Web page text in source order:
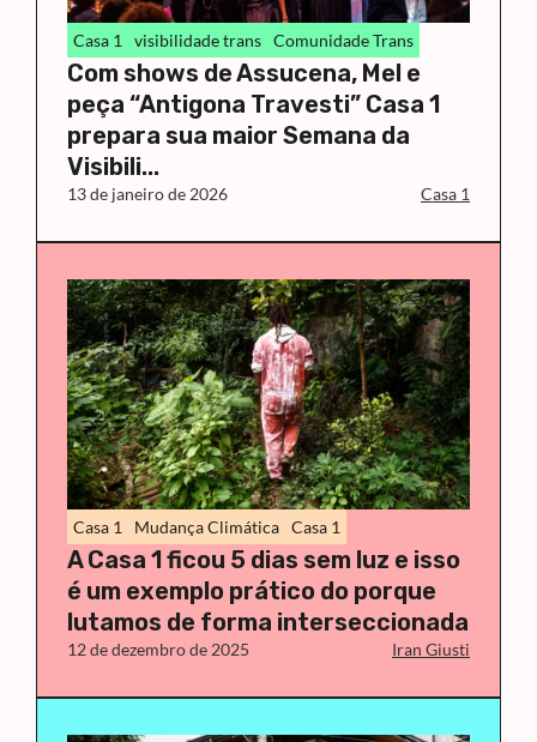
Casa 1 visibilidade trans Comunidade Trans
Com shows de Assucena, Mel e
peça “Antigona Travesti” Casa 1
prepara sua maior Semana da
Visibili...
13 de janeiro de 2026 Casa 1
Casa 1 Mudança Climática Casa 1
A Casa 1 ficou 5 dias sem luz e isso
é um exemplo prático do porque
lutamos de forma interseccionada
12 de dezembro de 2025 Iran Giusti